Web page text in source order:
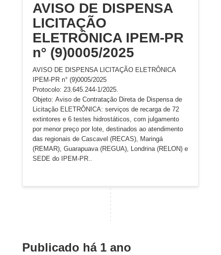
AVISO DE DISPENSA
LICITAÇÃO
ELETRÔNICA IPEM-PR
n° (9)0005/2025
AVISO DE DISPENSA LICITAÇÃO ELETRÔNICA
IPEM-PR n° (9)0005/2025
Protocolo: 23.645.244-1/2025.
Objeto: Aviso de Contratação Direta de Dispensa de
Licitação ELETRÔNICA: serviços de recarga de 72
extintores e 6 testes hidrostáticos, com julgamento
por menor preço por lote, destinados ao atendimento
das regionais de Cascavel (RECAS), Maringá
(REMAR), Guarapuava (REGUA), Londrina (RELON) e
SEDE do IPEM-PR..
Publicado há 1 ano